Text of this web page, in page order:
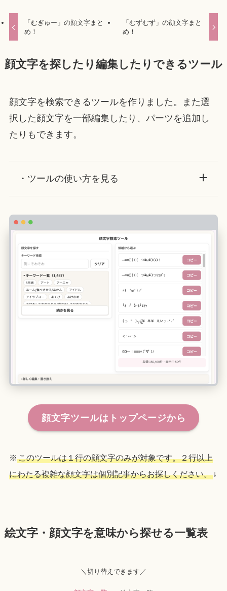
「むぎゅー」の顔文字まと
め！
「むずむず」の顔文字まと
め！
顔文字を探したり編集したりできるツール
顔文字を検索できるツールを作りました。また選
択した顔文字を一部編集したり、パーツを追加し
たりもできます。
・ツールの使い方を見る
顔文字ツールはトップページから
※ このツールは１行の顔文字のみが対象です。２行以上
にわたる複雑な顔文字は個別記事からお探しください。↓
絵文字・顔文字を意味から探せる一覧表
＼切り替えできます／